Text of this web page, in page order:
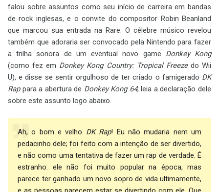
falou sobre assuntos como seu início de carreira em bandas
de rock inglesas, e o convite do compositor Robin Beanland
que marcou sua entrada na Rare. O célebre músico revelou
também que adoraria ser convocado pela Nintendo para fazer
a trilha sonora de um eventual novo game Donkey Kong
(como fez em Donkey Kong Country: Tropical Freezedo Wii
U), e disse se sentir orgulhoso de ter criado o famigerado DK
Rappara a abertura de Donkey Kong 64; leia a declaração dele
sobre este assunto logo abaixo.
Ah, o bom e velho DK Rap! Eu não mudaria nem um
pedacinho dele; foi feito com a intenção de ser divertido,
e não como uma tentativa de fazer um rap de verdade. É
estranho: ele não foi muito popular na época, mas
parece ter ganhado um novo sopro de vida ultimamente,